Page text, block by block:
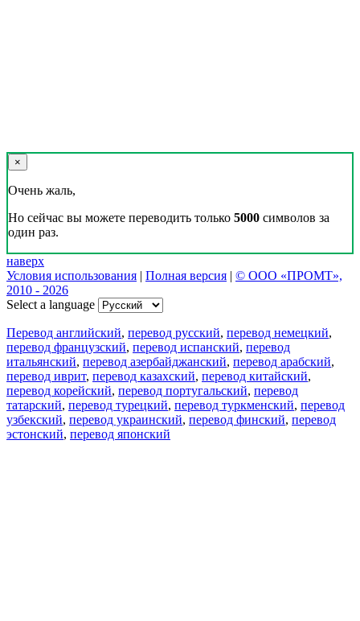
×
Очень жаль,
Но сейчас вы можете переводить только 5000 символов за
один раз.
наверх
Условия использования | Полная версия | © ООО «ПРОМТ»,
2010 - 2026
Select a language
Перевод английский, перевод русский, перевод немецкий,
перевод французский, перевод испанский, перевод
итальянский, перевод азербайджанский, перевод арабский,
перевод иврит, перевод казахский, перевод китайский,
перевод корейский, перевод португальский, перевод
татарский, перевод турецкий, перевод туркменский, перевод
узбекский, перевод украинский, перевод финский, перевод
эстонский, перевод японский